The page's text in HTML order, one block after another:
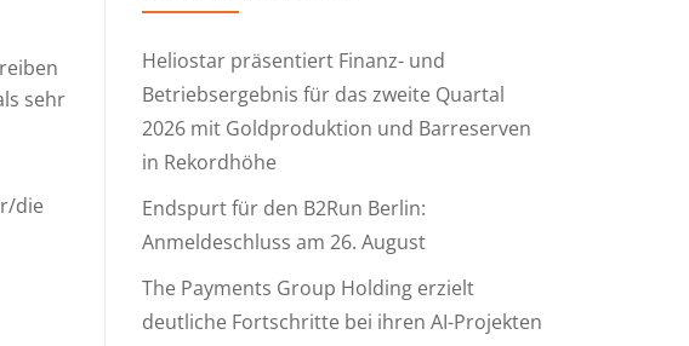
sehr
die
Heliostar präsentiert Finanz- und
Betriebsergebnis für das zweite Quartal
2026 mit Goldproduktion und Barreserven
in Rekordhöhe
Endspurt für den B2Run Berlin:
Anmeldeschluss am 26. August
The Payments Group Holding erzielt
deutliche Fortschritte bei ihren AI-Projekten